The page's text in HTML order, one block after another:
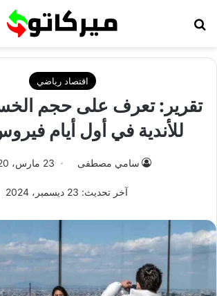
اقتصاد رياضي
تقرير: تعرف على حجم
للأندية في أول أيام
سامي مصطفى 23 مارس، 2020
آخر تحديث: 23 ديسمبر، 2024